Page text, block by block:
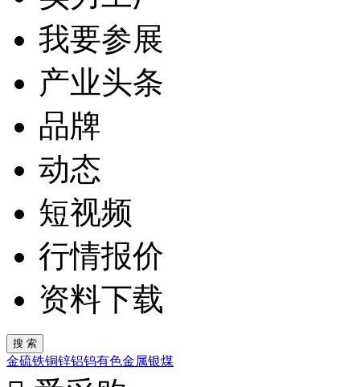
我要参展
产业头条
品牌
动态
短视频
行情报价
资料下载
金硫铁铜锌铝钨有色金属银煤